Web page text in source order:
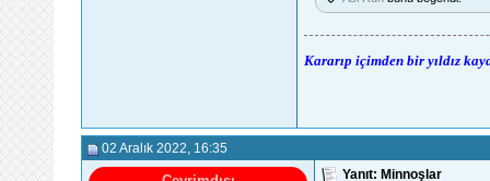
Kararıp içimden bir yıldız
02 Aralık 2022 , 16:35
Yanıt: Minnoşlar